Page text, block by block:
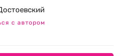
с автором